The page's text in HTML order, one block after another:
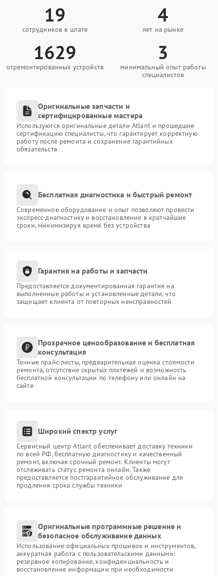
19
сотрудников в штате
4
лет на рынке
1629
отремонтированных устройств
3
минимальный опыт работы
специалистов
Оригинальные запчасти и
сертифицированные мастера
Используются оригинальные детали Atlant и прошедшие
сертификацию специалисты, что гарантирует корректную
работу после ремонта и сохранение гарантийных
обязательств
Бесплатная диагностика и быстрый ремонт
Современное оборудование и опыт позволяют провести
экспресс-диагностику и восстановление в кратчайшие
сроки, минимизируя время без устройства
Гарантия на работы и запчасти
Предоставляется документированная гарантия на
выполненные работы и установленные детали, что
защищает клиента от повторных неисправностей
Прозрачное ценообразование и бесплатная
консультация
Точные прайс-листы, предварительная оценка стоимости
ремонта, отсутствие скрытых платежей и возможность
бесплатной консультации по телефону или онлайн на
сайте
Широкий спектр услуг
Сервисный центр Atlant обеспечивает доставку техники
по всей РФ, бесплатную диагностику и качественный
ремонт, включая срочный ремонт. Клиенты могут
отслеживать статус ремонта онлайн. Также
предоставляется постгарантийное обслуживание для
продления срока службы техники
Оригинальные программные решение и
безопасное обслуживание данных
Использование официальных прошивок и инструментов,
аккуратная работа с пользовательскими данными:
резервное копирование, конфиденциальность и
восстановление информации при необходимости